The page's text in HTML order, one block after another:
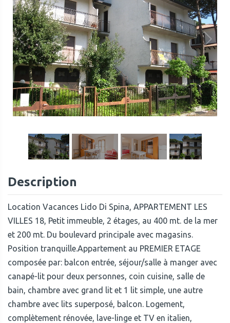
Description
Location Vacances Lido Di Spina, APPARTEMENT LES
VILLES 18, Petit immeuble, 2 étages, au 400 mt. de la mer
et 200 mt. Du boulevard principale avec magasins.
Position tranquille.Appartement au PREMIER ETAGE
composée par: balcon entrée, séjour/salle à manger avec
canapé-lit pour deux personnes, coin cuisine, salle de
bain, chambre avec grand lit et 1 lit simple, une autre
chambre avec lits superposé, balcon. Logement,
complètement rénovée, lave-linge et TV en italien,